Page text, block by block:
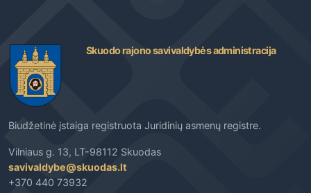
Skuodo rajono savivaldybės administracija
Biudžetinė įstaiga registruota Juridinių asmenų registre.
Vilniaus g. 13, LT-98112 Skuodas
savivaldybe@skuodas.lt
+370 440 73932